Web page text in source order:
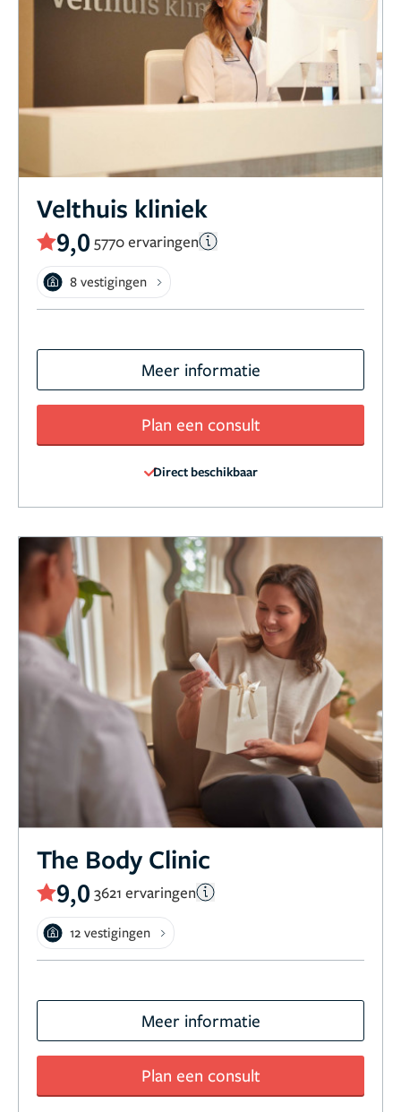
Velthuis kliniek
9,0 5770 ervaringen
8 vestigingen
Meer informatie
Plan een consult
Direct beschikbaar
The Body Clinic
9,0 3621 ervaringen
12 vestigingen
Meer informatie
Plan een consult